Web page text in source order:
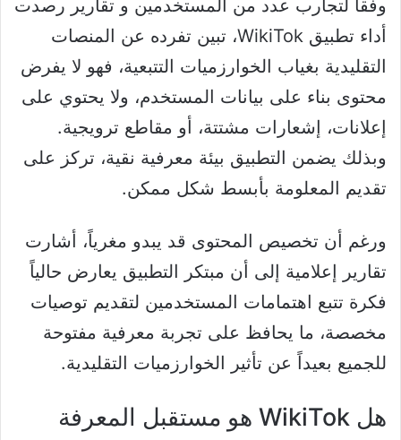
وفقاً لتجارب عدد من المستخدمين و تقارير رصدت
أداء تطبيق WikiTok، تبين تفرده عن المنصات
التقليدية بغياب الخوارزميات التتبعية، فهو لا يفرض
محتوى بناء على بيانات المستخدم، ولا يحتوي على
إعلانات، إشعارات مشتتة، أو مقاطع ترويجية.
وبذلك يضمن التطبيق بيئة معرفية نقية، تركز على
تقديم المعلومة بأبسط شكل ممكن.
ورغم أن تخصيص المحتوى قد يبدو مغرياً، أشارت
تقارير إعلامية إلى أن مبتكر التطبيق يعارض حالياً
فكرة تتبع اهتمامات المستخدمين لتقديم توصيات
مخصصة، ما يحافظ على تجربة معرفية مفتوحة
للجميع بعيداً عن تأثير الخوارزميات التقليدية.
هل WikiTok هو مستقبل المعرفة